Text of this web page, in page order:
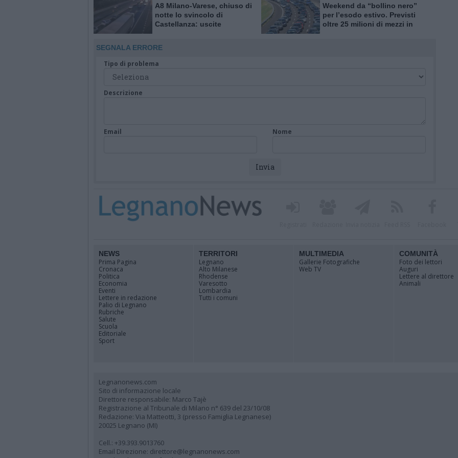
A8 Milano-Varese, chiuso di
notte lo svincolo di
Castellanza: uscite
Weekend da “bollino nero”
per l’esodo estivo. Previsti
oltre 25 milioni di mezzi in
SEGNALA ERRORE
Tipo di problema
Descrizione
Email Nome
NEWS
Prima Pagina
Cronaca
Politica
Economia
Eventi
Lettere in redazione
Palio di Legnano
Rubriche
Salute
Scuola
Editoriale
Sport
TERRITORI
Legnano
Alto Milanese
Rhodense
Varesotto
Lombardia
Tutti i comuni
MULTIMEDIA
Gallerie Fotografiche
Web TV
COMUNITÀ
Foto dei lettori
Auguri
Lettere al direttore
Animali
Legnanonews.com
Sito di informazione locale
Direttore responsabile: Marco Tajè
Registrazione al Tribunale di Milano n° 639 del 23/10/08
Redazione: Via Matteotti, 3 (presso Famiglia Legnanese)
20025 Legnano (MI)
Cell.: +39.393.9013760
Email Direzione: direttore@legnanonews.com